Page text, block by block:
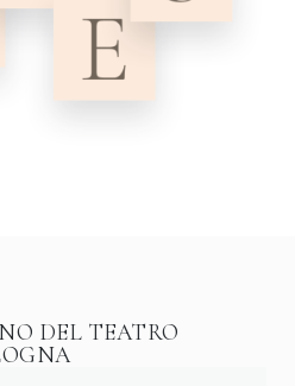
DEL TEATRO